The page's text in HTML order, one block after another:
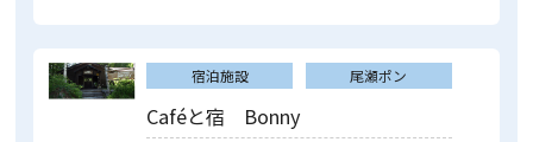
宿泊施設 尾瀬ポン
Caféと宿 Bonny